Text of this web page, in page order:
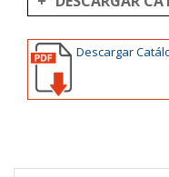
Descargar